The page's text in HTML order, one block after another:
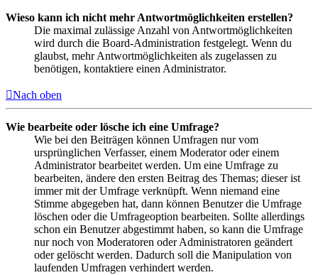
Wieso kann ich nicht mehr Antwortmöglichkeiten erstellen?
Die maximal zulässige Anzahl von Antwortmöglichkeiten
wird durch die Board-Administration festgelegt. Wenn du
glaubst, mehr Antwortmöglichkeiten als zugelassen zu
benötigen, kontaktiere einen Administrator.
Nach oben
Wie bearbeite oder lösche ich eine Umfrage?
Wie bei den Beiträgen können Umfragen nur vom
ursprünglichen Verfasser, einem Moderator oder einem
Administrator bearbeitet werden. Um eine Umfrage zu
bearbeiten, ändere den ersten Beitrag des Themas; dieser ist
immer mit der Umfrage verknüpft. Wenn niemand eine
Stimme abgegeben hat, dann können Benutzer die Umfrage
löschen oder die Umfrageoption bearbeiten. Sollte allerdings
schon ein Benutzer abgestimmt haben, so kann die Umfrage
nur noch von Moderatoren oder Administratoren geändert
oder gelöscht werden. Dadurch soll die Manipulation von
laufenden Umfragen verhindert werden.